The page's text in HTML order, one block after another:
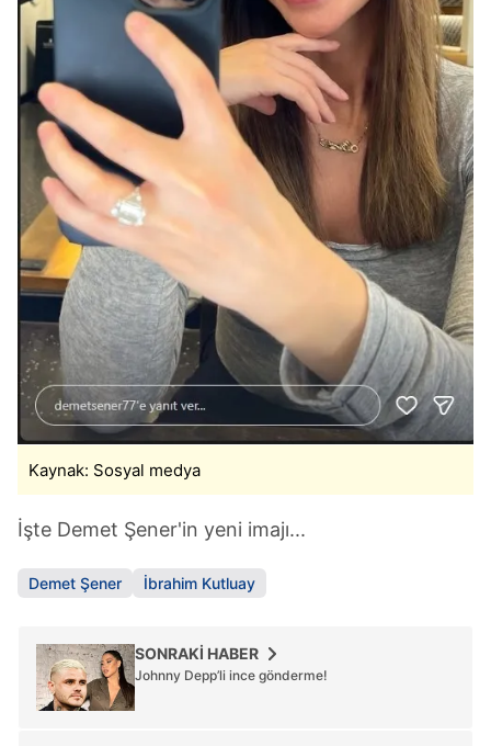
almak için lütfentıklayınız
Kaynak: Sosyal medya
İşte Demet Şener'in yeni imajı...
Demet Şener İbrahim Kutluay
SONRAKİ HABER
Johnny Depp’li ince gönderme!